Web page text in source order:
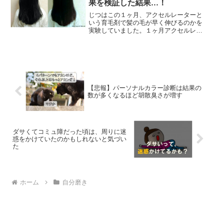
果を検証した結果…！
じつはこの１ヶ月、アクセルレーターと
いう育毛剤で髪の毛が早く伸びるのかを
実験していました。１ヶ月アクセルレー
【悲報】パーソナルカラー診断は結果の
数が多くなるほど胡散臭さが増す
ダサくてコミュ障だった頃は、周りに迷
惑をかけていたのかもしれないと気づい
た
ホーム 自分磨き